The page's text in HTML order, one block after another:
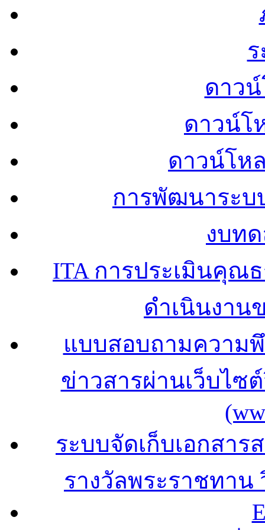
ดาว
ดาวน์โ
ดาวน์โห
การพัฒนาระ
งบท
ITA การประเมินคุณ
ดำเนินงาน
แบบสอบถามความ
ข่าวสารผ่านเว็บไซ
ระบบจัดเก็บเอกสา
รางวัลพระราชทา